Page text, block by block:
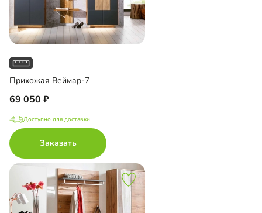
Прихожая Веймар-7
69 050
Доступно для доставки
Заказать